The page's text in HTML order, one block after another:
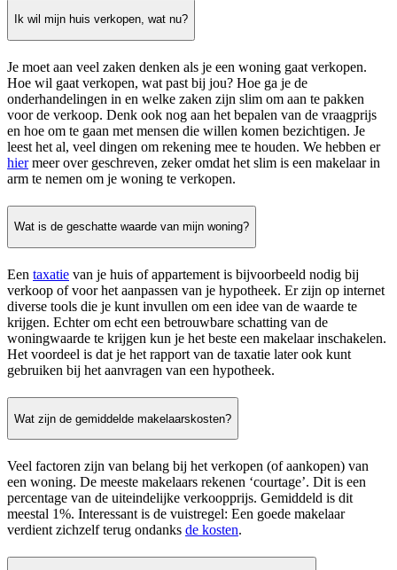
Ik wil mijn huis verkopen, wat nu?
Je moet aan veel zaken denken als je een woning gaat verkopen.
Hoe wil gaat verkopen, wat past bij jou? Hoe ga je de
onderhandelingen in en welke zaken zijn slim om aan te pakken
voor de verkoop. Denk ook nog aan het bepalen van de vraagprijs
en hoe om te gaan met mensen die willen komen bezichtigen. Je
leest het al, veel dingen om rekening mee te houden. We hebben er
hiermeer over geschreven, zeker omdat het slim is een makelaar in
arm te nemen om je woning te verkopen.
Wat is de geschatte waarde van mijn woning?
Een taxatie van je huis of appartement is bijvoorbeeld nodig bij
verkoop of voor het aanpassen van je hypotheek. Er zijn op internet
diverse tools die je kunt invullen om een idee van de waarde te
krijgen. Echter om echt een betrouwbare schatting van de
woningwaarde te krijgen kun je het beste een makelaar inschakelen.
Het voordeel is dat je het rapport van de taxatie later ook kunt
gebruiken bij het aanvragen van een hypotheek.
Wat zijn de gemiddelde makelaarskosten?
Veel factoren zijn van belang bij het verkopen (of aankopen) van
een woning. De meeste makelaars rekenen ‘courtage’. Dit is een
percentage van de uiteindelijke verkoopprijs. Gemiddeld is dit
meestal 1%. Interessant is de vuistregel: Een goede makelaar
verdient zichzelf terug ondanks de kosten.